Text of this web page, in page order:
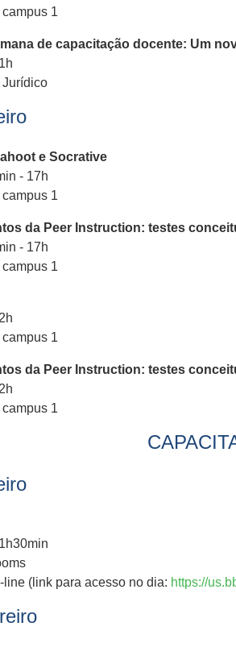
1
de capacitação docente: Um
Jurídico
e Socrative
- 17h
1
da Peer Instruction: testes
- 17h
1
1
da Peer Instruction: testes
1
(link para acesso no dia: https://